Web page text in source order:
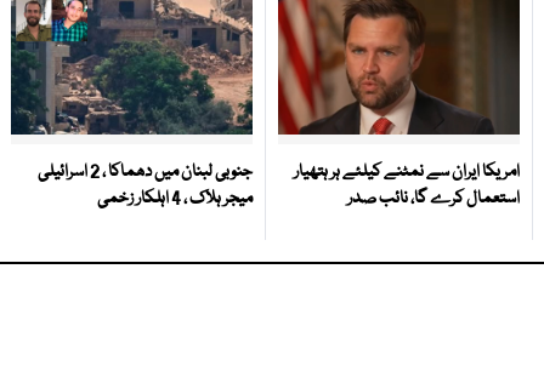
امریکا ایران سے نمٹنے کیلئے ہر ہتھیار
استعمال کرے گا، نائب صدر
جنوبی لبنان میں دھماکا ، 2 اسرائیلی
میجر ہلاک ، 4 اہلکار زخمی